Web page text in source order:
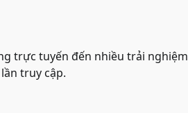
trực tuyến đến nhiều trải nghiệm
truy cập.